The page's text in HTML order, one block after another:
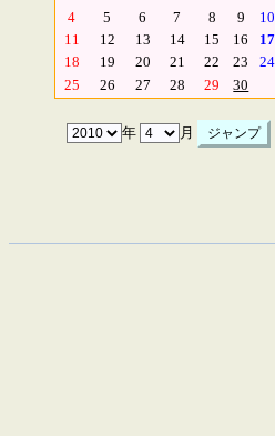
4
5 6 7 8 9
10
11
12 13 14 15 16
17
18
19 20 21 22 23
24
25
26 27 28 29 30
年 月